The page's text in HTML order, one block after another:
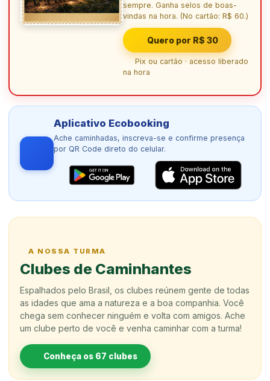
sempre. Ganha selos de boas-
vindas na hora. (No cartão: R$ 60.)
Quero por R$ 30
Pix ou cartão · acesso liberado
na hora
Aplicativo Ecobooking
Ache caminhadas, inscreva-se e confirme presença
por QR Code direto do celular.
A NOSSA TURMA
Clubes de Caminhantes
Espalhados pelo Brasil, os clubes reúnem gente de todas
as idades que ama a natureza e a boa companhia. Você
chega sem conhecer ninguém e volta com amigos. Ache
um clube perto de você e venha caminhar com a turma!
Conheça os 67 clubes